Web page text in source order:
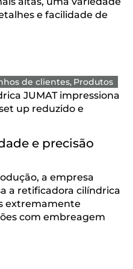
e facilidade de
de clientes Produtos
JUMAT impressiona
up reduzido e
e precisão
a empresa
a retificadora cilíndrica
extremamente
com embreagem